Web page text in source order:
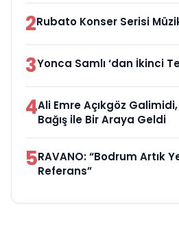
2Rubato Konser Serisi
3Yonca Samlı ‘dan İkinci
4Ali Emre Açıkgöz
Bağış ile Bir Araya Geldi
5RAVANO: “Bodrum Artık
Referans”